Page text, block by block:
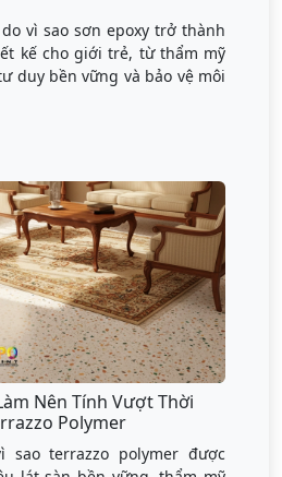
vì sao sơn epoxy trở thành
kế cho giới trẻ, từ thẩm mỹ
duy bền vững và bảo vệ môi
Nên Tính Vượt Thời
Polymer
sao terrazzo polymer được